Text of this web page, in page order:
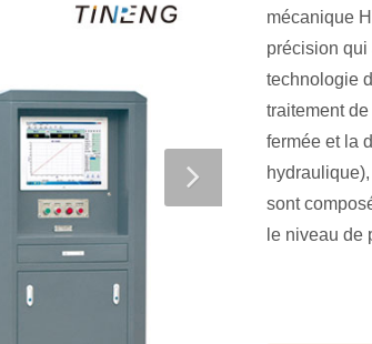
mécanique
précision qui
technologie
traitement
fermée et la
sont
le niveau de